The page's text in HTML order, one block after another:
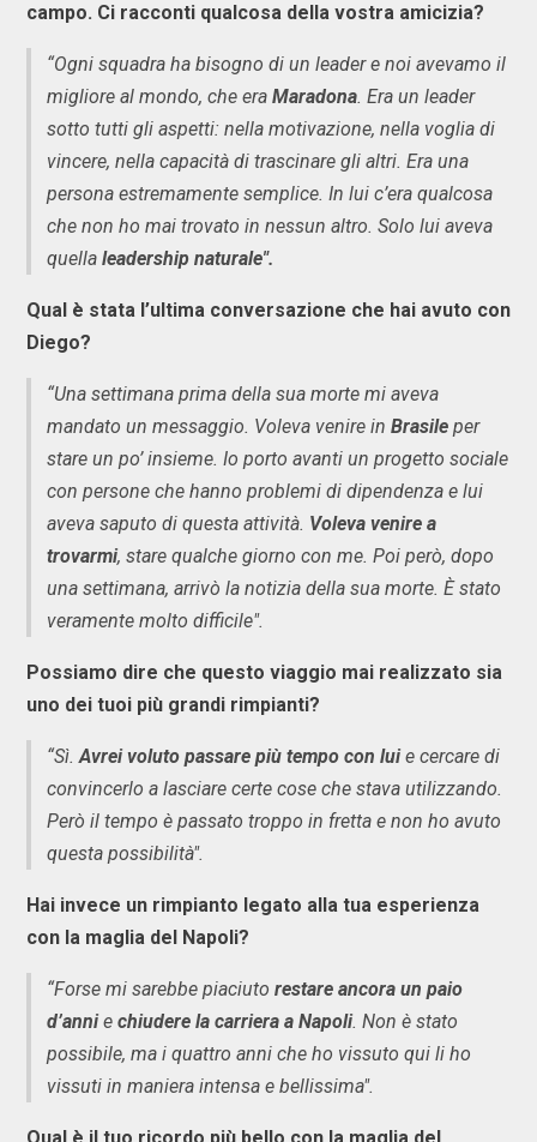
campo. Ci racconti qualcosa della vostra amicizia?
“Ogni squadra ha bisogno di un leader e noi avevamo il
migliore al mondo, che era Maradona. Era un leader
sotto tutti gli aspetti: nella motivazione, nella voglia di
vincere, nella capacità di trascinare gli altri. Era una
persona estremamente semplice. In lui c’era qualcosa
che non ho mai trovato in nessun altro. Solo lui aveva
quella leadership naturale".
Qual è stata l’ultima conversazione che hai avuto con
Diego?
“Una settimana prima della sua morte mi aveva
mandato un messaggio. Voleva venire in Brasile per
stare un po’ insieme. Io porto avanti un progetto sociale
con persone che hanno problemi di dipendenza e lui
aveva saputo di questa attività. Voleva venire a
trovarmi, stare qualche giorno con me. Poi però, dopo
una settimana, arrivò la notizia della sua morte. È stato
veramente molto difficile".
Possiamo dire che questo viaggio mai realizzato sia
uno dei tuoi più grandi rimpianti?
“Sì.Avrei voluto passare più tempo con luie cercare di
convincerlo a lasciare certe cose che stava utilizzando.
Però il tempo è passato troppo in fretta e non ho avuto
questa possibilità".
Hai invece un rimpianto legato alla tua esperienza
con la maglia del Napoli?
“Forse mi sarebbe piaciuto restare ancora un paio
d’annie chiudere la carriera a Napoli. Non è stato
possibile, ma i quattro anni che ho vissuto qui li ho
vissuti in maniera intensa e bellissima".